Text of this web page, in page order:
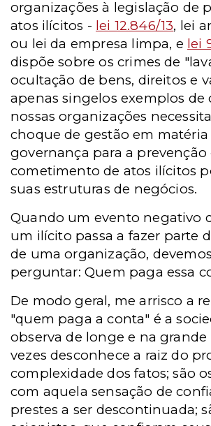
organizações à legislação de
atos ilícitos - lei 12.846/13, lei
ou lei da empresa limpa, e lei
dispõe sobre os crimes de
ocultação de bens, direitos e
apenas singelos exemplos de
nossas organizações
choque de gestão em matéria
governança para a prevenção
cometimento de atos ilícitos
suas estruturas de negócios.
Quando um evento negativo
um ilícito passa a fazer parte
de uma organização,
perguntar: Quem paga essa
De modo geral, me arrisco a
"quem paga a conta" é a
observa de longe e na grande
vezes desconhece a raiz do
complexidade dos fatos; são
com aquela sensação de
prestes a ser descontinuada;